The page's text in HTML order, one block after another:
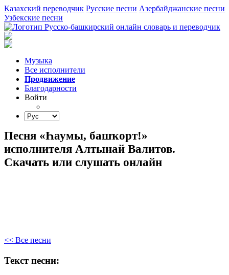
Казахский переводчик Русские песни Азербайджанские песни
Узбекские песни
Музыка
Все исполнители
Продвижение
Благодарности
Войти
Песня «Һаумы, башҡорт!»
исполнителя Алтынай Валитов.
Скачать или слушать онлайн
<< Все песни
Текст песни: